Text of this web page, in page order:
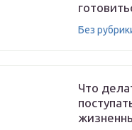
Без
Что